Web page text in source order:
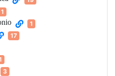
1
1
17
3